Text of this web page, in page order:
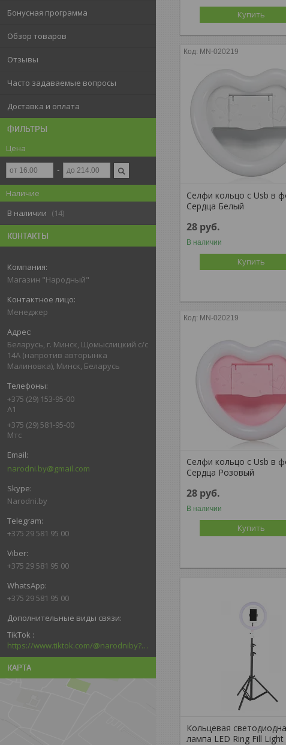
Бонусная программа
Обзор товаров
Отзывы
Часто задаваемые вопросы
Доставка и оплата
ФИЛЬТРЫ
Цена
Наличие
В наличии
14
КОНТАКТЫ
Магазин "Народный"
Менеджер
Беларусь, г. Минск, Щомыслицкий с/с
14А (напротив авторынка
Малиновка), Минск, Беларусь
+375 (29) 153-95-00
А1
+375 (29) 581-95-00
Мтс
narodni.by@gmail.com
Narodni.by
+375 29 581 95 00
+375 29 581 95 00
+375 29 581 95 00
TikTok
https://www.tiktok.com/@narodniby?_d=secCgYIASAHKAESMgowNi2kqb6kACtPxDFMS5F6dRGTadF39Pc3n3jrlZxq6nMzJ6welMlNk6LtVvGLhTZ4GgA%3D&language=ru&sec_uid=MS4wLjABAAAAGNa8ssld7lkG8CrKEAd5LVQIDzxfLHVPgcTs5w61T8x5BHEa0P95Bf2YgAJrzrfu&sec_user_id=MS4wLjABAAAAGNa8ssl
КАРТА
Купить
MN-020219
Селфи кольцо c Usb в
Сердца Белый
28 руб.
В наличии
Купить
MN-020219
Селфи кольцо c Usb в
Сердца Розовый
28 руб.
В наличии
Купить
Кольцевая
лампа LED Ring Fill